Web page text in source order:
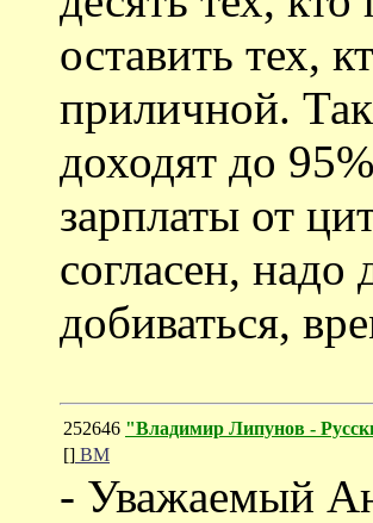
оставить тех,
приличной.
доходят до
зарплаты от
согласен, надо
добиваться,
252646 "Владимир Липунов -
[] ВМ
- Уважаемый